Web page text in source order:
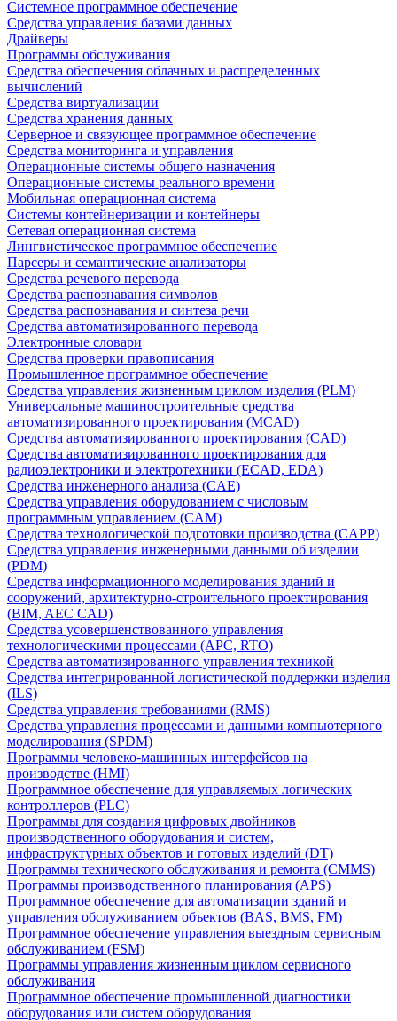
Системное программное обеспечение
Средства управления базами данных
Драйверы
Программы обслуживания
Средства обеспечения облачных и распределенных
вычислений
Средства виртуализации
Средства хранения данных
Серверное и связующее программное обеспечение
Средства мониторинга и управления
Операционные системы общего назначения
Операционные системы реального времени
Мобильная операционная система
Системы контейнеризации и контейнеры
Сетевая операционная система
Лингвистическое программное обеспечение
Парсеры и семантические анализаторы
Средства речевого перевода
Средства распознавания символов
Средства распознавания и синтеза речи
Средства автоматизированного перевода
Электронные словари
Средства проверки правописания
Промышленное программное обеспечение
Средства управления жизненным циклом изделия (PLM)
Универсальные машиностроительные средства
автоматизированного проектирования (MCAD)
Средства автоматизированного проектирования (CAD)
Средства автоматизированного проектирования для
радиоэлектроники и электротехники (ECAD, EDA)
Средства инженерного анализа (CAE)
Средства управления оборудованием с числовым
программным управлением (CAM)
Средства технологической подготовки производства (CAPP)
Средства управления инженерными данными об изделии
(PDM)
Средства информационного моделирования зданий и
сооружений, архитектурно-строительного проектирования
(BIM, AEC CAD)
Средства усовершенствованного управления
технологическими процессами (APC, RTO)
Средства автоматизированного управления техникой
Средства интегрированной логистической поддержки изделия
(ILS)
Средства управления требованиями (RMS)
Средства управления процессами и данными компьютерного
моделирования (SPDM)
Программы человеко-машинных интерфейсов на
производстве (HMI)
Программное обеспечение для управляемых логических
контроллеров (PLC)
Программы для создания цифровых двойников
производственного оборудования и систем,
инфраструктурных объектов и готовых изделий (DT)
Программы технического обслуживания и ремонта (CMMS)
Программы производственного планирования (APS)
Программное обеспечение для автоматизации зданий и
управления обслуживанием объектов (BAS, BMS, FM)
Программное обеспечение управления выездным сервисным
обслуживанием (FSM)
Программы управления жизненным циклом сервисного
обслуживания
Программное обеспечение промышленной диагностики
оборудования или систем оборудования